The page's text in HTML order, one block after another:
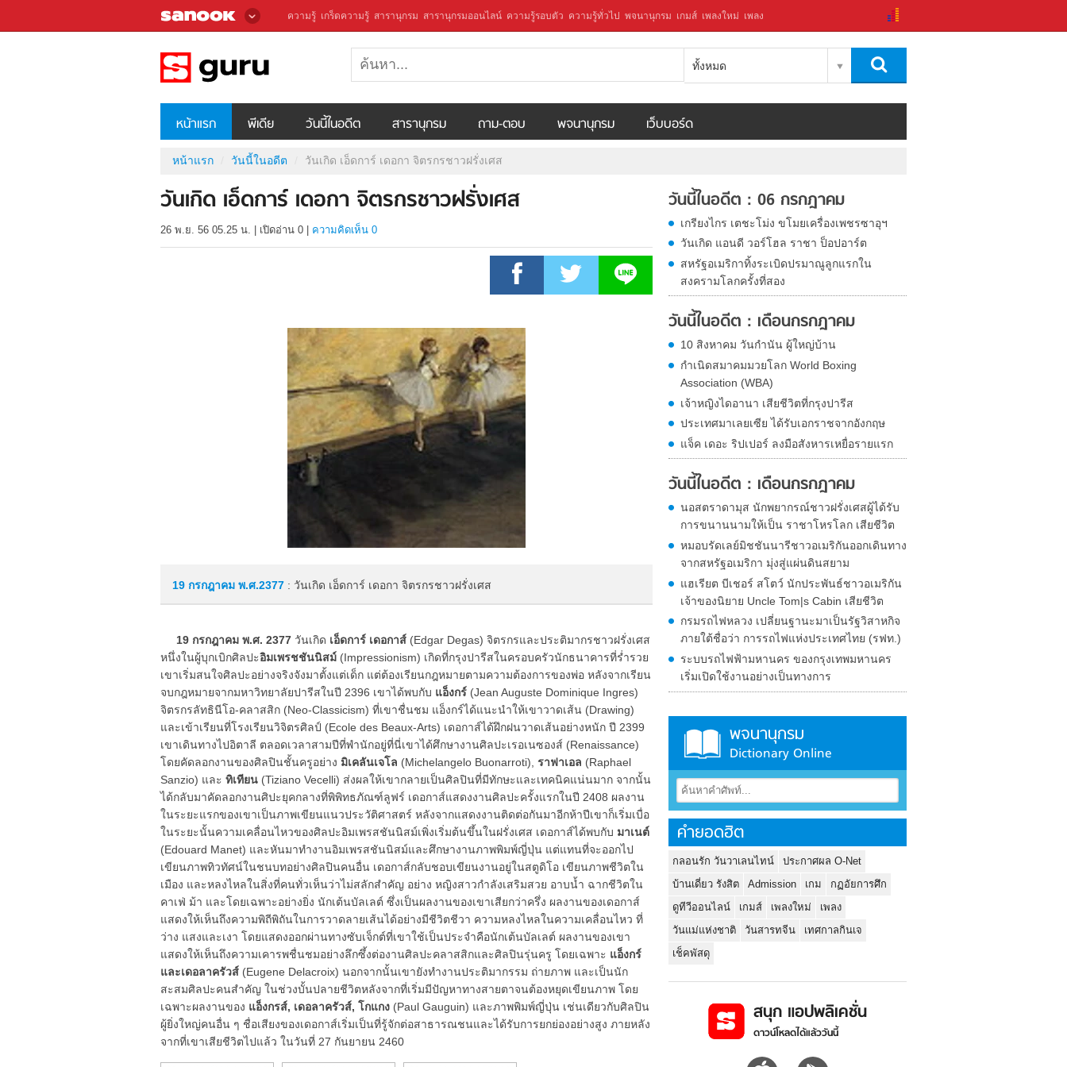
ความรู้ เกร็ดความรู้ สารานุกรม สารานุกรมออนไลน์ ความรู้รอบตัว ความรู้ทั่วไป พจนานุกรม เกมส์ เพลงใหม่ เพลง
ทั้งหมด
หน้าแรก พีเดีย วันนี้ในอดีต สารานุกรม ถาม-ตอบ พจนานุกรม เว็บบอร์ด
หน้าแรก วันนี้ในอดีต วันเกิด เอ็ดการ์ เดอกา จิตรกรชาวฝรั่งเศส
วันเกิด เอ็ดการ์ เดอกา จิตรกรชาวฝรั่งเศส
26 พ.ย. 56 05.25 น. เปิดอ่าน 0 ความคิดเห็น 0
19 กรกฎาคม พ.ศ.2377 : วันเกิด เอ็ดการ์ เดอกา จิตรกรชาวฝรั่งเศส
19 กรกฎาคม พ.ศ. 2377 วันเกิด เอ็ดการ์ เดอกาส์ (Edgar Degas) จิตรกรและประติมากรชาวฝรั่งเศส
หนึ่งในผู้บุกเบิกศิลปะอิมเพรชชันนิสม์ (Impressionism) เกิดที่กรุงปารีสในครอบครัวนักธนาคารที่ร่ำรวย
เขาเริ่มสนใจศิลปะอย่างจริงจังมาตั้งแต่เด็ก แต่ต้องเรียนกฎหมายตามความต้องการของพ่อ หลังจากเรียน
จบกฎหมายจากมหาวิทยาลัยปารีสในปี 2396 เขาได้พบกับ แอ็งกร์ (Jean Auguste Dominique Ingres)
จิตรกรลัทธินีโอ-คลาสสิก (Neo-Classicism) ที่เขาชื่นชม แอ็งกร์ได้แนะนำให้เขาวาดเส้น (Drawing)
และเข้าเรียนที่โรงเรียนวิจิตรศิลป์ (Ecole des Beaux-Arts) เดอกาส์ได้ฝึกฝนวาดเส้นอย่างหนัก ปี 2399
เขาเดินทางไปอิตาลี ตลอดเวลาสามปีที่พำนักอยู่ที่นี่เขาได้ศึกษางานศิลปะเรอเนซองส์ (Renaissance)
โดยคัดลอกงานของศิลปินชั้นครูอย่าง มิเคลันเจโล (Michelangelo Buonarroti), ราฟาเอล (Raphael
Sanzio) และ ทิเทียน (Tiziano Vecelli) ส่งผลให้เขากลายเป็นศิลปินที่มีทักษะและเทคนิคแน่นมาก จากนั้น
ได้กลับมาคัดลอกงานศิปะยุคกลางที่พิพิทธภัณฑ์ลูฟร์ เดอกาส์แสดงงานศิลปะครั้งแรกในปี 2408 ผลงาน
ในระยะแรกของเขาเป็นภาพเขียนแนวประวัติศาสตร์ หลังจากแสดงงานติดต่อกันมาอีกห้าปีเขาก็เริ่มเบื่อ
ในระยะนั้นความเคลื่อนไหวของศิลปะอิมเพรสชันนิสม์เพิ่งเริ่มต้นขึ้นในฝรั่งเศส เดอกาส์ได้พบกับ มาเนต์
(Edouard Manet) และหันมาทำงานอิมเพรสชันนิสม์และศึกษางานภาพพิมพ์ญี่ปุ่น แต่แทนที่จะออกไป
เขียนภาพทิวทัศน์ในชนบทอย่างศิลปินคนอื่น เดอกาส์กลับชอบเขียนงานอยู่ในสตูดิโอ เขียนภาพชีวิตใน
เมือง และหลงไหลในสิ่งที่คนทั่วเห็นว่าไม่สลักสำคัญ อย่าง หญิงสาวกำลังเสริมสวย อาบน้ำ ฉากชีวิตใน
คาเฟ่ ม้า และโดยเฉพาะอย่างยิ่ง นักเต้นบัลเลต์ ซึ่งเป็นผลงานของเขาเสียกว่าครึ่ง ผลงานของเดอกาส์
แสดงให้เห็นถึงความพิถีพิถันในการวาดลายเส้นได้อย่างมีชีวิตชีวา ความหลงไหลในความเคลื่อนไหว ที่
ว่าง แสงและเงา โดยแสดงออกผ่านทางซับเจ็กต์ที่เขาใช้เป็นประจำคือนักเต้นบัลเลต์ ผลงานของเขา
แสดงให้เห็นถึงความเคารพชื่นชมอย่างลึกซึ้งต่องานศิลปะคลาสสิกและศิลปินรุ่นครู โดยเฉพาะ แอ็งกร์
และเดอลาครัวส์ (Eugene Delacroix) นอกจากนั้นเขายังทำงานประติมากรรม ถ่ายภาพ และเป็นนัก
สะสมศิลปะคนสำคัญ ในช่วงบั้นปลายชีวิตหลังจากที่เริ่มมีปัญหาทางสายตาจนต้องหยุดเขียนภาพ โดย
เฉพาะผลงานของ แอ็งกรส์, เดอลาครัวส์, โกแกง (Paul Gauguin) และภาพพิมพ์ญี่ปุ่น เช่นเดียวกับศิลปิน
ผู้ยิ่งใหญ่คนอื่น ๆ ชื่อเสียงของเดอกาส์เริ่มเป็นที่รู้จักต่อสาธารณชนและได้รับการยกย่องอย่างสูง ภายหลัง
จากที่เขาเสียชีวิตไปแล้ว ในวันที่ 27 กันยายน 2460
วันนี้ในอดีต : 06 กรกฎาคม
เกรียงไกร เตชะโม่ง ขโมยเครื่องเพชรซาอุฯ
วันเกิด แอนดี วอร์โฮล ราชา ป็อปอาร์ต
สหรัฐอเมริกาทิ้งระเบิดปรมาณูลูกแรกใน
สงครามโลกครั้งที่สอง
วันนี้ในอดีต : เดือนกรกฎาคม
10 สิงหาคม วันกำนัน ผู้ใหญ่บ้าน
กำเนิดสมาคมมวยโลก World Boxing
Association (WBA)
เจ้าหญิงไดอานา เสียชีวิตที่กรุงปารีส
ประเทศมาเลยเซีย ได้รับเอกราชจากอังกฤษ
แจ็ค เดอะ ริปเปอร์ ลงมือสังหารเหยื่อรายแรก
วันนี้ในอดีต : เดือนกรกฎาคม
นอสตราดามุส นักพยากรณ์ชาวฝรั่งเศสผู้ได้รับ
การขนานนามให้เป็น ราชาโหรโลก เสียชีวิต
หมอบรัดเลย์มิชชันนารีชาวอเมริกันออกเดินทาง
จากสหรัฐอเมริกา มุ่งสู่แผ่นดินสยาม
แฮเรียต บีเชอร์ สโตว์ นักประพันธ์ชาวอเมริกัน
เจ้าของนิยาย Uncle Tom|s Cabin เสียชีวิต
กรมรถไฟหลวง เปลี่ยนฐานะมาเป็นรัฐวิสาหกิจ
ภายใต้ชื่อว่า การรถไฟแห่งประเทศไทย (รฟท.)
ระบบรถไฟฟ้ามหานคร ของกรุงเทพมหานคร
เริ่มเปิดใช้งานอย่างเป็นทางการ
พจนานุกรม
Dictionary Online
คำยอดฮิต
กลอนรัก วันวาเลนไทน์
ประกาศผล O-Net
บ้านเดี่ยว รังสิต
Admission เกม
กฏอัยการศึก
ดูทีวีออนไลน์
เกมส์ เพลงใหม่
เพลง
วันแม่แห่งชาติ
วันสารทจีน
เทศกาลกินเจ
เช็คพัสดุ
สนุก แอปพลิเคชั่น
ดาวน์โหลดได้แล้ววันนี้